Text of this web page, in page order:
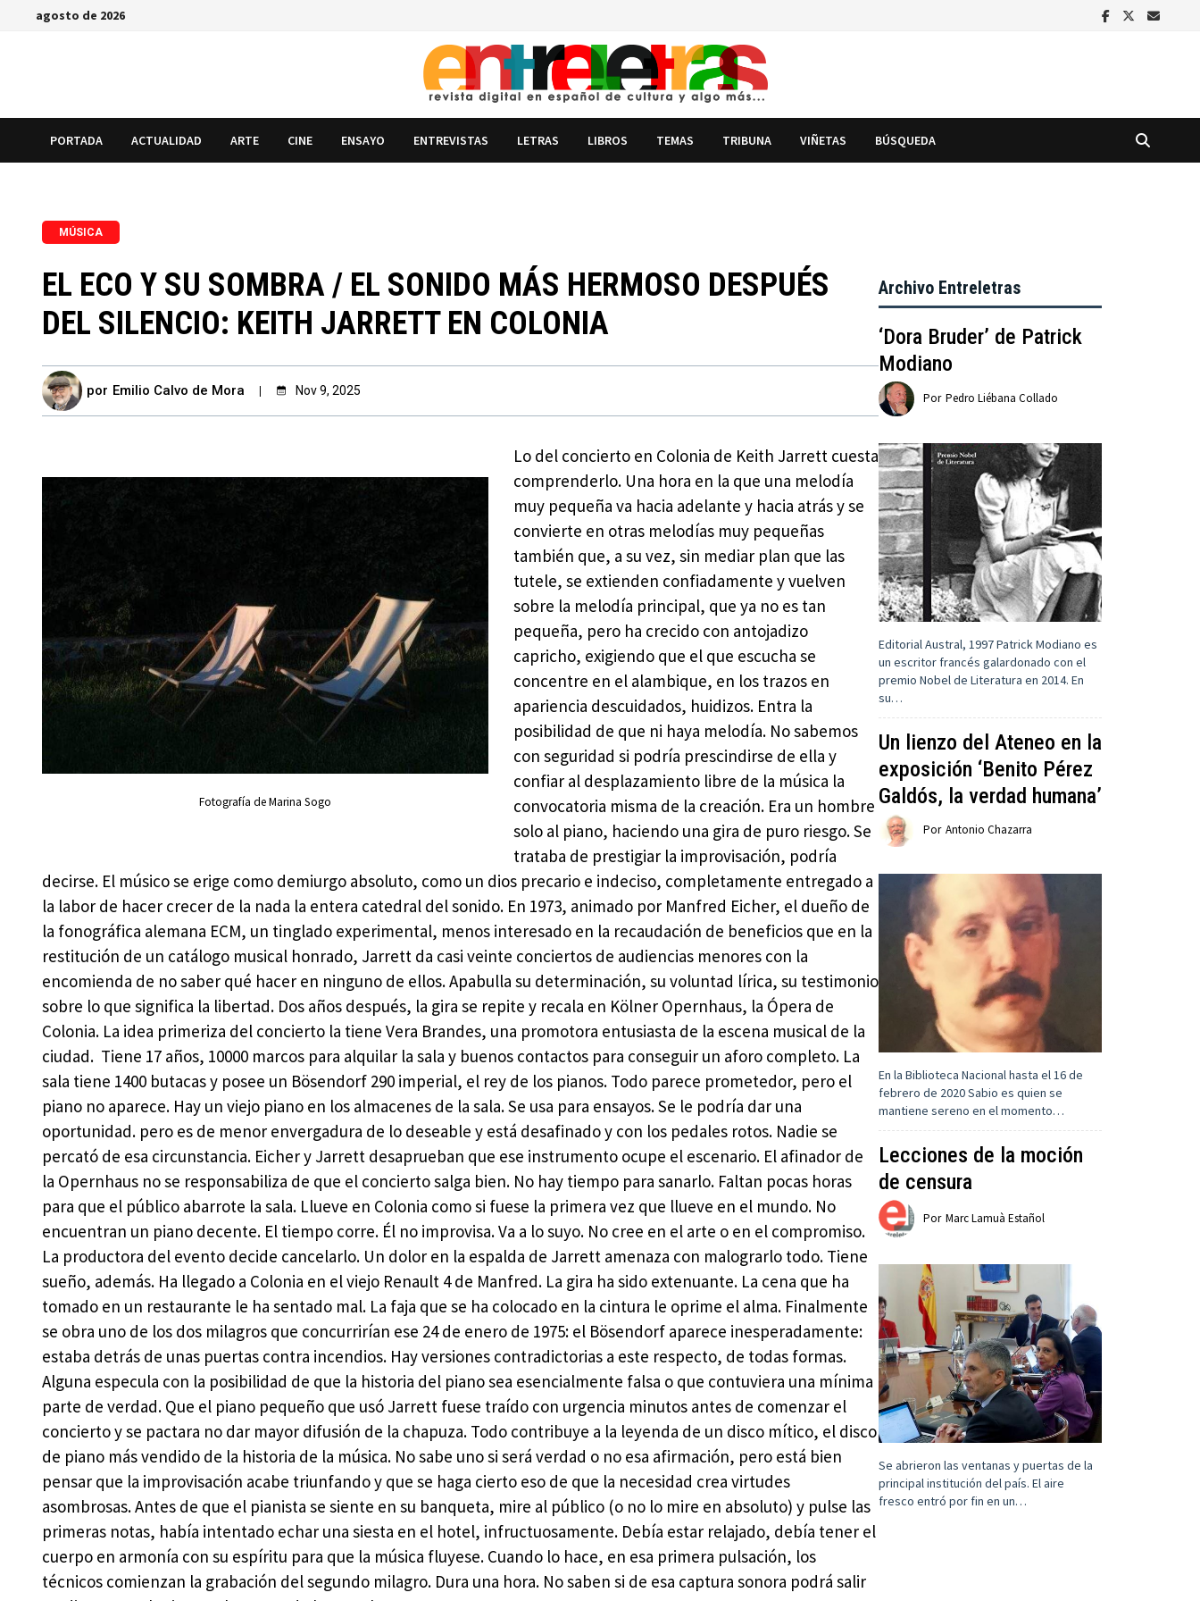
Saltaragosto de 2026
PORTADA ACTUALIDAD ARTE CINE ENSAYO ENTREVISTAS LETRAS LIBROS TEMAS TRIBUNA VIÑETAS BÚSQUEDA
MÚSICA
EL ECO Y SU SOMBRA / EL SONIDO MÁS HERMOSO DESPUÉS
DEL SILENCIO: KEITH JARRETT EN COLONIA
por Emilio Calvo de Mora Nov 9, 2025
Fotografía de Marina Sogo
Lo del concierto en Colonia de Keith Jarrett cuesta
comprenderlo. Una hora en la que una melodía
muy pequeña va hacia adelante y hacia atrás y se
convierte en otras melodías muy pequeñas
también que, a su vez, sin mediar plan que las
tutele, se extienden confiadamente y vuelven
sobre la melodía principal, que ya no es tan
pequeña, pero ha crecido con antojadizo
capricho, exigiendo que el que escucha se
concentre en el alambique, en los trazos en
apariencia descuidados, huidizos. Entra la
posibilidad de que ni haya melodía. No sabemos
con seguridad si podría prescindirse de ella y
confiar al desplazamiento libre de la música la
convocatoria misma de la creación. Era un hombre
solo al piano, haciendo una gira de puro riesgo. Se
trataba de prestigiar la improvisación, podría
decirse. El músico se erige como demiurgo absoluto, como un dios precario e indeciso, completamente entregado a
la labor de hacer crecer de la nada la entera catedral del sonido. En 1973, animado por Manfred Eicher, el dueño de
la fonográfica alemana ECM, un tinglado experimental, menos interesado en la recaudación de beneficios que en la
restitución de un catálogo musical honrado, Jarrett da casi veinte conciertos de audiencias menores con la
encomienda de no saber qué hacer en ninguno de ellos. Apabulla su determinación, su voluntad lírica, su testimonio
sobre lo que significa la libertad. Dos años después, la gira se repite y recala en Kölner Opernhaus, la Ópera de
Colonia. La idea primeriza del concierto la tiene Vera Brandes, una promotora entusiasta de la escena musical de la
ciudad. Tiene 17 años, 10000 marcos para alquilar la sala y buenos contactos para conseguir un aforo completo. La
sala tiene 1400 butacas y posee un Bösendorf 290 imperial, el rey de los pianos. Todo parece prometedor, pero el
piano no aparece. Hay un viejo piano en los almacenes de la sala. Se usa para ensayos. Se le podría dar una
oportunidad. pero es de menor envergadura de lo deseable y está desafinado y con los pedales rotos. Nadie se
percató de esa circunstancia. Eicher y Jarrett desaprueban que ese instrumento ocupe el escenario. El afinador de
la Opernhaus no se responsabiliza de que el concierto salga bien. No hay tiempo para sanarlo. Faltan pocas horas
para que el público abarrote la sala. Llueve en Colonia como si fuese la primera vez que llueve en el mundo. No
encuentran un piano decente. El tiempo corre. Él no improvisa. Va a lo suyo. No cree en el arte o en el compromiso.
La productora del evento decide cancelarlo. Un dolor en la espalda de Jarrett amenaza con malograrlo todo. Tiene
sueño, además. Ha llegado a Colonia en el viejo Renault 4 de Manfred. La gira ha sido extenuante. La cena que ha
tomado en un restaurante le ha sentado mal. La faja que se ha colocado en la cintura le oprime el alma. Finalmente
se obra uno de los dos milagros que concurrirían ese 24 de enero de 1975: el Bösendorf aparece inesperadamente:
estaba detrás de unas puertas contra incendios. Hay versiones contradictorias a este respecto, de todas formas.
Alguna especula con la posibilidad de que la historia del piano sea esencialmente falsa o que contuviera una mínima
parte de verdad. Que el piano pequeño que usó Jarrett fuese traído con urgencia minutos antes de comenzar el
concierto y se pactara no dar mayor difusión de la chapuza. Todo contribuye a la leyenda de un disco mítico, el disco
de piano más vendido de la historia de la música. No sabe uno si será verdad o no esa afirmación, pero está bien
pensar que la improvisación acabe triunfando y que se haga cierto eso de que la necesidad crea virtudes
asombrosas. Antes de que el pianista se siente en su banqueta, mire al público (o no lo mire en absoluto) y pulse las
primeras notas, había intentado echar una siesta en el hotel, infructuosamente. Debía estar relajado, debía tener el
cuerpo en armonía con su espíritu para que la música fluyese. Cuando lo hace, en esa primera pulsación, los
técnicos comienzan la grabación del segundo milagro. Dura una hora. No saben si de esa captura sonora podrá salir
Archivo Entreletras
‘Dora Bruder’ de Patrick
Modiano
Por Pedro Liébana Collado
Editorial Austral, 1997 Patrick Modiano es
un escritor francés galardonado con el
premio Nobel de Literatura en 2014. En
su…
Un lienzo del Ateneo en la
exposición ‘Benito Pérez
Galdós, la verdad humana’
Por Antonio Chazarra
En la Biblioteca Nacional hasta el 16 de
febrero de 2020 Sabio es quien se
mantiene sereno en el momento…
Lecciones de la moción
de censura
Por Marc Lamuà Estañol
Se abrieron las ventanas y puertas de la
principal institución del país. El aire
fresco entró por fin en un…